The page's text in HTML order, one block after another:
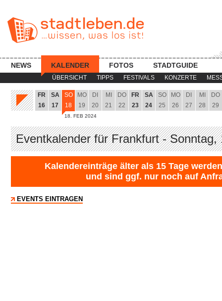
ÜBERSICHT TIPPS FESTIVALS KONZERTE
NEWS KALENDER FOTOS STADTGUIDE
FR
16
SA
17
SO
18
18. FEB 2024
MO
19
DI
20
MI
21
DO
22
FR
23
SA
24
SO
25
MO
26
DI
27
MI
28
DO
29
Eventkalender für Frankfurt - Sonntag,
Kalendereinträge älter als 15 Tage
und sind ggf. nur noch auf
EVENTS EINTRAGEN